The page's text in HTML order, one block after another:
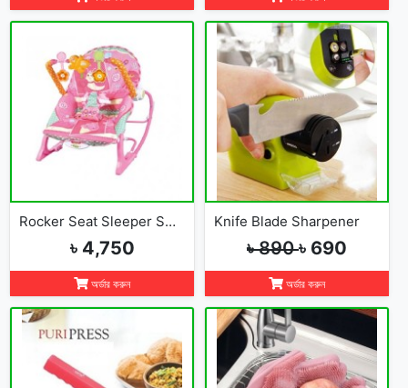
Rocker Seat Sleeper Swing Bouncer Toy Chair Baby
৳ 4,750
অর্ডার করুন
Knife Blade Sharpener
৳ 890৳ 690
অর্ডার করুন